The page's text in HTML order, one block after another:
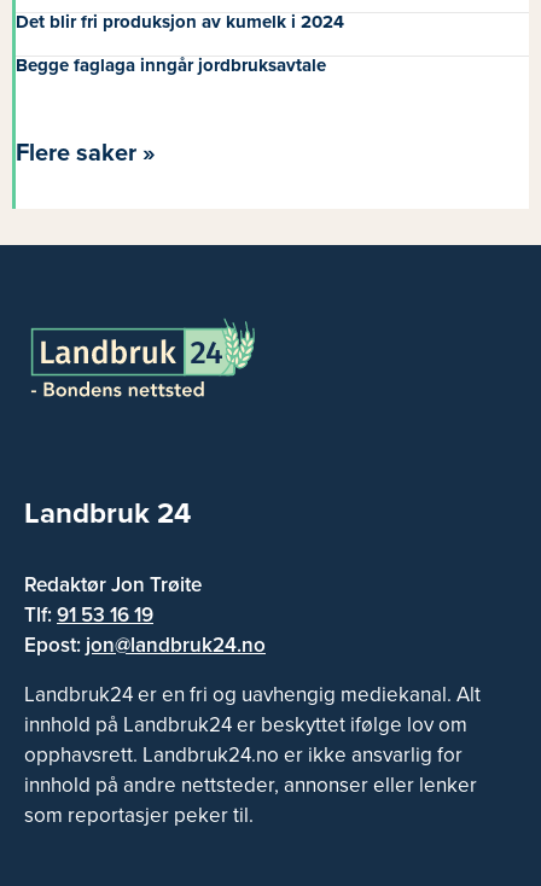
Det blir fri produksjon av kumelk i 2024
Begge faglaga inngår jordbruksavtale
Flere saker »
Landbruk 24
Redaktør Jon Trøite
Tlf:91 53 16 19
Epost: jon@landbruk24.no
Landbruk24 er en fri og uavhengig mediekanal. Alt
innhold på Landbruk24 er beskyttet ifølge lov om
opphavsrett. Landbruk24.no er ikke ansvarlig for
innhold på andre nettsteder, annonser eller lenker
som reportasjer peker til.